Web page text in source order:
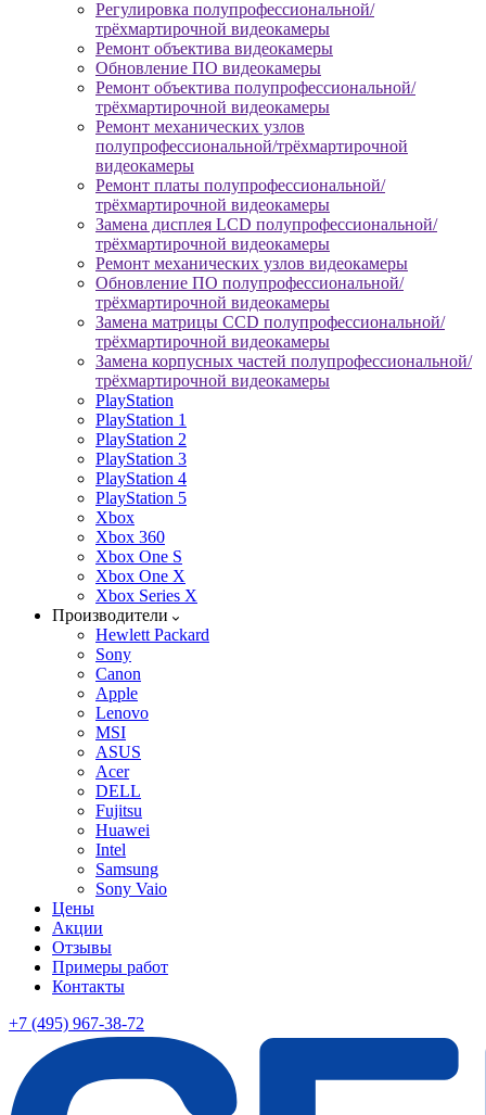
Регулировка полупрофессиональной/
трёхмартирочной видеокамеры
Ремонт объектива видеокамеры
Обновление ПО видеокамеры
Ремонт объектива полупрофессиональной/
трёхмартирочной видеокамеры
Ремонт механических узлов
полупрофессиональной/трёхмартирочной
видеокамеры
Ремонт платы полупрофессиональной/
трёхмартирочной видеокамеры
Замена дисплея LCD полупрофессиональной/
трёхмартирочной видеокамеры
Ремонт механических узлов видеокамеры
Обновление ПО полупрофессиональной/
трёхмартирочной видеокамеры
Замена матрицы CCD полупрофессиональной/
трёхмартирочной видеокамеры
Замена корпусных частей полупрофессиональной/
трёхмартирочной видеокамеры
PlayStation
PlayStation 1
PlayStation 2
PlayStation 3
PlayStation 4
PlayStation 5
Xbox
Xbox 360
Xbox One S
Xbox One X
Xbox Series X
Производители
Hewlett Packard
Sony
Canon
Apple
Lenovo
MSI
ASUS
Acer
DELL
Fujitsu
Huawei
Intel
Samsung
Sony Vaio
Цены
Акции
Отзывы
Примеры работ
Контакты
+7 (495) 967-38-72